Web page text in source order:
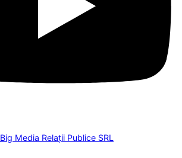
Big Media Relații Publice SRL